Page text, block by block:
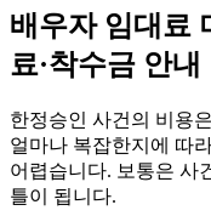
배우자 임대료
료·착수금 안내
한정승인 사건의 비용
얼마나 복잡한지에 따
어렵습니다. 보통은 사
틀이 됩니다.